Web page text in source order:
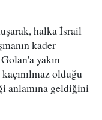
halka İsrail
kader
yakın
olduğu
anlamına geldiğini